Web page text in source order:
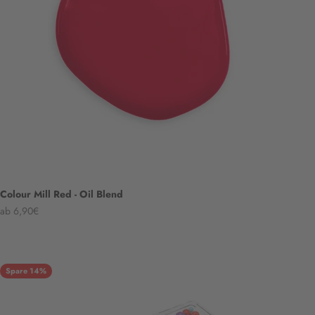
Colour Mill Red - Oil Blend
Angebot
ab 6,90€
Spare 14%